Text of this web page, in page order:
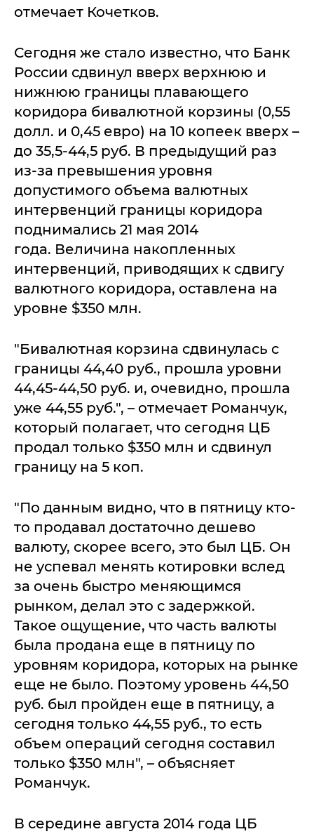
отмечает Кочетков.
Сегодня же стало известно, что Банк
России сдвинул вверх верхнюю и
нижнюю границы плавающего
коридора бивалютной корзины (0,55
долл. и 0,45 евро) на 10 копеек вверх –
до 35,5-44,5 руб. В предыдущий раз
из-за превышения уровня
допустимого объема валютных
интервенций границы коридора
поднимались 21 мая 2014
года. Величина накопленных
интервенций, приводящих к сдвигу
валютного коридора, оставлена на
уровне $350 млн.
"Бивалютная корзина сдвинулась с
границы 44,40 руб., прошла уровни
44,45-44,50 руб. и, очевидно, прошла
уже 44,55 руб.", – отмечает Романчук,
который полагает, что сегодня ЦБ
продал только $350 млн и сдвинул
границу на 5 коп.
"По данным видно, что в пятницу кто-
то продавал достаточно дешево
валюту, скорее всего, это был ЦБ. Он
не успевал менять котировки вслед
за очень быстро меняющимся
рынком, делал это с задержкой.
Такое ощущение, что часть валюты
была продана еще в пятницу по
уровням коридора, которых на рынке
еще не было. Поэтому уровень 44,50
руб. был пройден еще в пятницу, а
сегодня только 44,55 руб., то есть
объем операций сегодня составил
только $350 млн", – объясняет
Романчук.
В середине августа 2014 года ЦБ